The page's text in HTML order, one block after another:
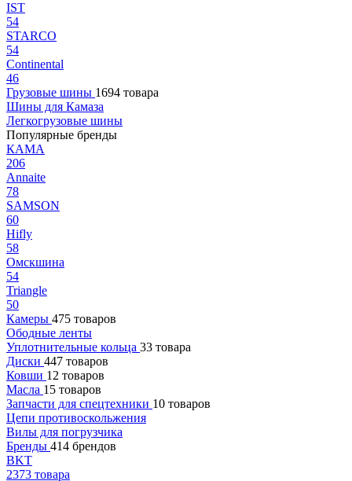
IST
54
STARCO
54
Continental
46
Грузовые шины 1694 товара
Шины для Камаза
Легкогрузовые шины
Популярные бренды
КАМА
206
Annaite
78
SAMSON
60
Hifly
58
Омскшина
54
Triangle
50
Камеры 475 товаров
Ободные ленты
Уплотнительные кольца 33 товара
Диски 447 товаров
Ковши 12 товаров
Масла 15 товаров
Запчасти для спецтехники 10 товаров
Цепи противоскольжения
Вилы для погрузчика
Бренды 414 брендов
BKT
2373 товара